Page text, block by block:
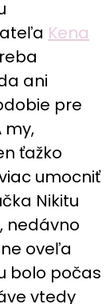
Kena
ani
pre
my,
ťažko
umocniť
Nikitu
nedávno
oveľa
bolo počas
vtedy